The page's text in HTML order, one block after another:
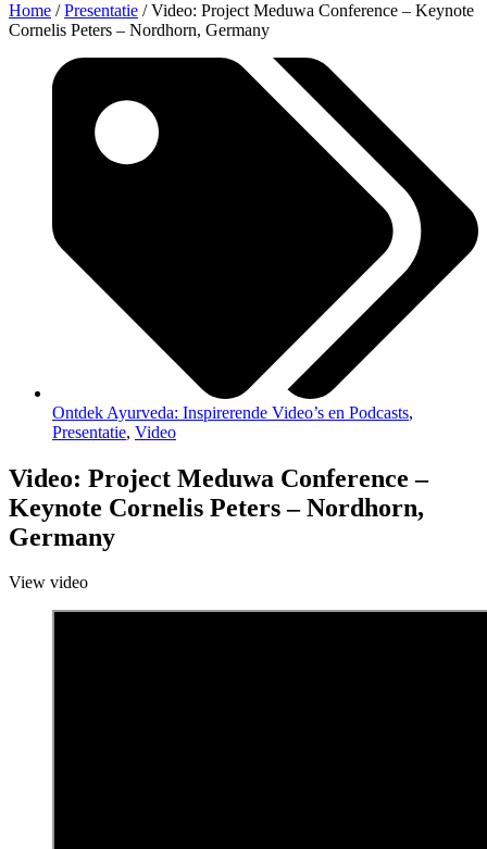
Home /Presentatie /Video: Project Meduwa Conference – Keynote
Cornelis Peters – Nordhorn, Germany
Ontdek Ayurveda: Inspirerende Video’s en Podcasts,
Presentatie, Video
Video: Project Meduwa Conference –
Keynote Cornelis Peters – Nordhorn,
Germany
View video